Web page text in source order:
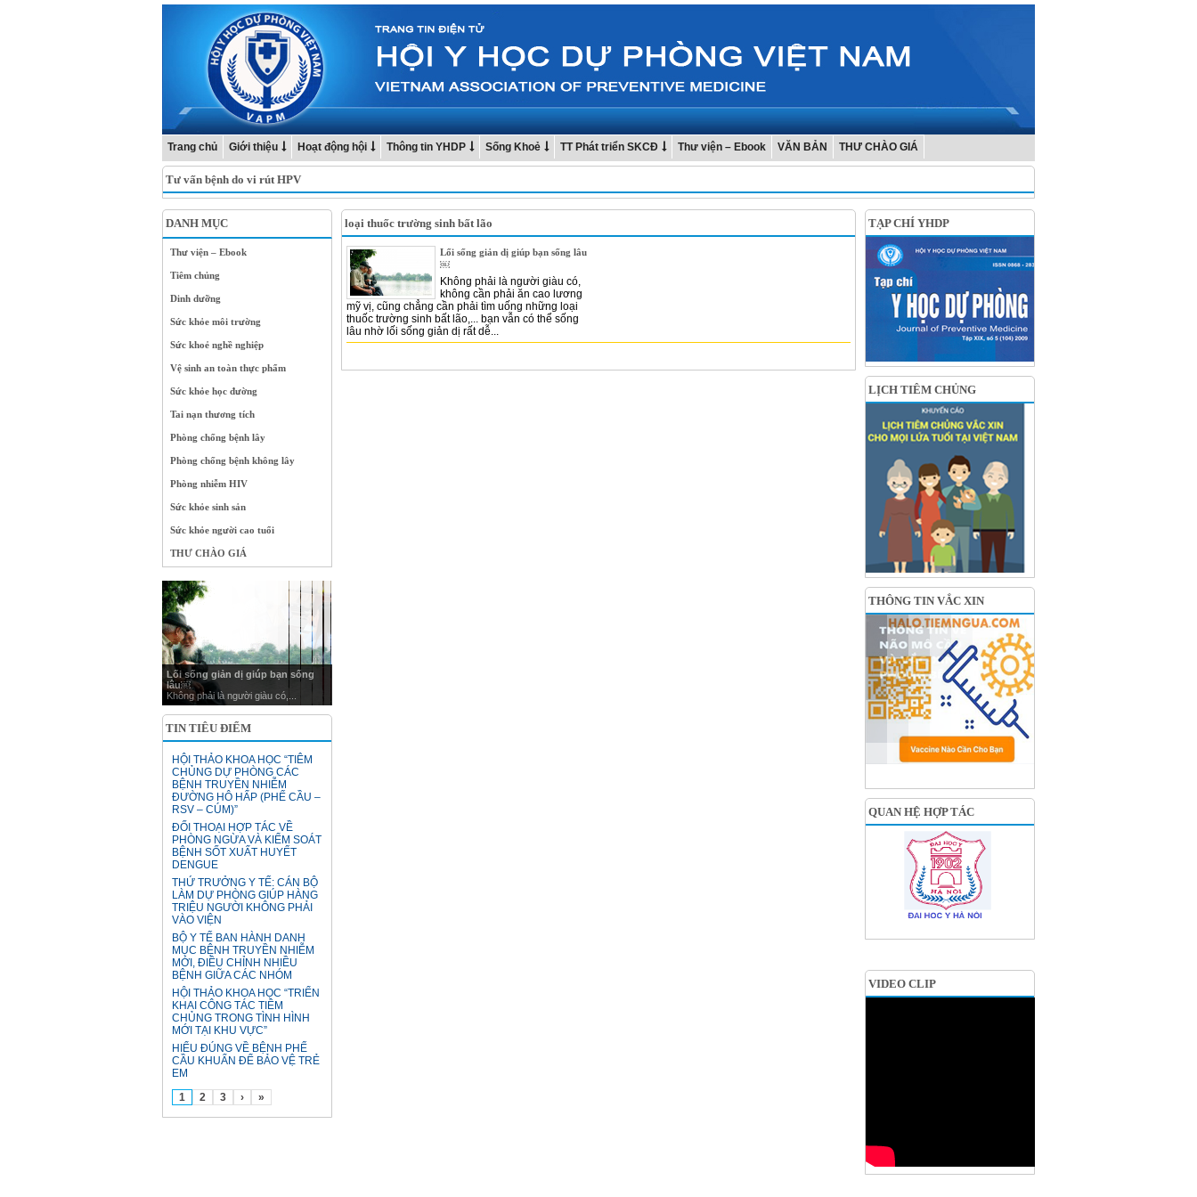
Trang chủ Giới thiệu Hoạt động hội Thông tin YHDP Sống Khoẻ TT Phát triển SKCĐ Thư viện – Ebook VĂN BẢN THƯ CHÀO GIÁ
Tư vấn bệnh do vi rút HPV
DANH MỤC
Thư viện – Ebook
Tiêm chủng
Dinh dưỡng
Sức khỏe môi trường
Sức khoẻ nghề nghiệp
Vệ sinh an toàn thực phẩm
Sức khỏe học đường
Tai nạn thương tích
Phòng chống bệnh lây
Phòng chống bệnh không lây
Phòng nhiễm HIV
Sức khỏe sinh sản
Sức khỏe người cao tuổi
THƯ CHÀO GIÁ
Lối sống giản dị giúp bạn sống
lâu￼
Không phải là người giàu có,...
TIN TIÊU ĐIỂM
HỘI THẢO KHOA HỌC “TIÊM
CHỦNG DỰ PHÒNG CÁC
BỆNH TRUYỀN NHIỄM
ĐƯỜNG HÔ HẤP (PHẾ CẦU –
RSV – CÚM)”
ĐỐI THOẠI HỢP TÁC VỀ
PHÒNG NGỪA VÀ KIỂM SOÁT
BỆNH SỐT XUẤT HUYẾT
DENGUE
THỨ TRƯỞNG Y TẾ: CÁN BỘ
LÀM DỰ PHÒNG GIÚP HÀNG
TRIỆU NGƯỜI KHÔNG PHẢI
VÀO VIỆN
BỘ Y TẾ BAN HÀNH DANH
MỤC BỆNH TRUYỀN NHIỄM
MỚI, ĐIỀU CHỈNH NHIỀU
BỆNH GIỮA CÁC NHÓM
HỘI THẢO KHOA HỌC “TRIỂN
KHAI CÔNG TÁC TIÊM
CHỦNG TRONG TÌNH HÌNH
MỚI TẠI KHU VỰC”
HIỂU ĐÚNG VỀ BỆNH PHẾ
CẦU KHUẨN ĐỂ BẢO VỆ TRẺ
EM
1
2 3 › »
loại thuốc trường sinh bất lão
Lối sống giản dị giúp bạn sống lâu
￼
Không phải là người giàu có,
không cần phải ăn cao lương
mỹ vị, cũng chẳng cần phải tìm uống những loại
thuốc trường sinh bất lão,... bạn vẫn có thể sống
lâu nhờ lối sống giản dị rất dễ...
TẠP CHÍ YHDP
LỊCH TIÊM CHỦNG
THÔNG TIN VẮC XIN
QUAN HỆ HỢP TÁC
VIDEO CLIP